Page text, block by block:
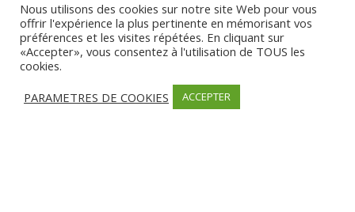
Nous utilisons des cookies sur notre site Web pour vous
offrir l'expérience la plus pertinente en mémorisant vos
préférences et les visites répétées. En cliquant sur
«Accepter», vous consentez à l'utilisation de TOUS les
cookies.
PARAMETRES DE COOKIES
ACCEPTER